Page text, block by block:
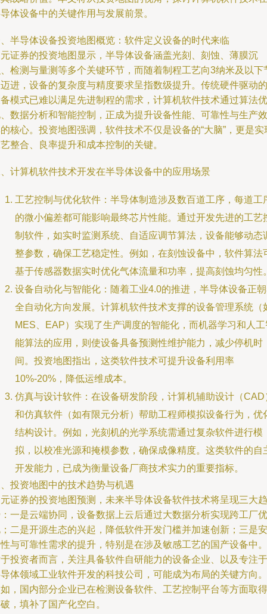
体设备中的关键作用与发展前景。
半导体设备投资地图概览：软件定义设备的时代来临
证券的投资地图显示，半导体设备涵盖光刻、刻蚀、薄膜沉
检测与量测等多个关键环节，而随着制程工艺向3纳米及以下
进，设备的复杂度与精度要求呈指数级提升。传统硬件驱动的
模式已难以满足先进制程的需求，计算机软件技术通过算法优
数据分析和智能控制，正成为提升设备性能、可靠性与生产效
核心。投资地图强调，软件技术不仅是设备的“大脑”，更是实
整合、良率提升和成本控制的关键。
计算机软件技术开发在半导体设备中的应用场景
工艺控制与优化软件：半导体制造涉及数百道工序，每道工
的微小偏差都可能影响最终芯片性能。通过开发先进的工艺
制软件，如实时监测系统、自适应调节算法，设备能够动态
整参数，确保工艺稳定性。例如，在刻蚀设备中，软件算法
基于传感器数据实时优化气体流量和功率，提高刻蚀均匀性
设备自动化与智能化：随着工业4.0的推进，半导体设备正
全自动化方向发展。计算机软件技术支撑的设备管理系统（
MES、EAP）实现了生产调度的智能化，而机器学习和人工
能算法的应用，则使设备具备预测性维护能力，减少停机时
间。投资地图指出，这类软件技术可提升设备利用率
10%-20%，降低运维成本。
仿真与设计软件：在设备研发阶段，计算机辅助设计（CAD
和仿真软件（如有限元分析）帮助工程师模拟设备行为，优
结构设计。例如，光刻机的光学系统需通过复杂软件进行模
拟，以校准光源和掩模参数，确保成像精度。这类软件的自
开发能力，已成为衡量设备厂商技术实力的重要指标。
投资地图中的技术趋势与机遇
证券的投资地图预测，未来半导体设备软件技术将呈现三大趋
一是云端协同，设备数据上云后通过大数据分析实现跨工厂优
二是开源生态的兴起，降低软件开发门槛并加速创新；三是安
与可靠性需求的提升，特别是在涉及敏感工艺的国产设备中。
投资者而言，关注具备软件自研能力的设备企业、以及专注于
体领域工业软件开发的科技公司，可能成为布局的关键方向。
，国内部分企业已在检测设备软件、工艺控制平台等方面取得
，填补了国产化空白。